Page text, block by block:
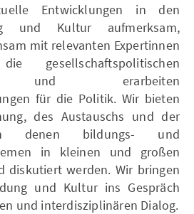
Entwicklungen in den
und Kultur aufmerksam,
mit relevanten Expertinnen
gesellschaftspolitischen
und erarbeiten
für die Politik. Wir bieten
des Austauschs und der
denen bildungs- und
in kleinen und großen
diskutiert werden. Wir bringen
und Kultur ins Gespräch
und interdisziplinären Dialog.